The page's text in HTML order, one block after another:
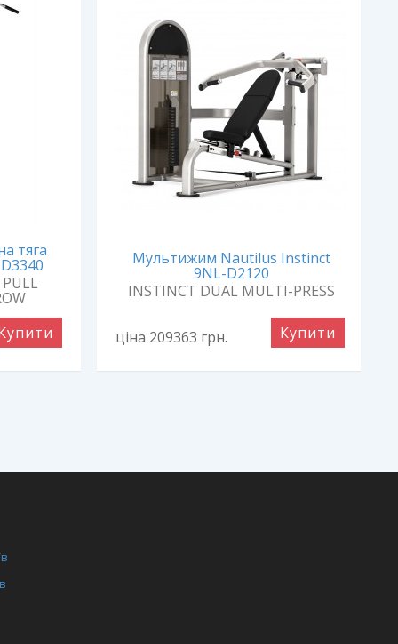
тяга Мультижим Nautilus Instinct
9NL-D2120
INSTINCT DUAL MULTI-PRESS
ціна 209363 грн. Купити